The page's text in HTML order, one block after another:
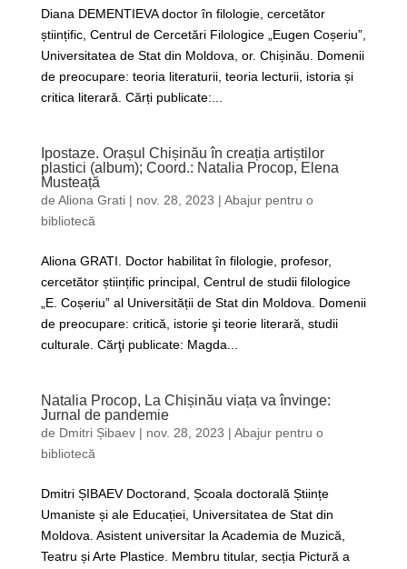
Diana DEMENTIEVA doctor în filologie, cercetător
științific, Centrul de Cercetări Filologice „Eugen Coșeriu”,
Universitatea de Stat din Moldova, or. Chișinău. Domenii
de preocupare: teoria literaturii, teoria lecturii, istoria și
critica literară. Cărți publicate:...
Ipostaze. Orașul Chișinău în creația artiștilor
plastici (album); Coord.: Natalia Procop, Elena
Musteață
de Aliona Grati| nov. 28, 2023 | Abajur pentru o
bibliotecă
Aliona GRATI. Doctor habilitat în filologie, profesor,
cercetător științific principal, Centrul de studii filologice
„E. Coșeriu” al Universității de Stat din Moldova. Domenii
de preocupare: critică, istorie şi teorie literară, studii
culturale. Cărţi publicate: Magda...
Natalia Procop, La Chișinău viața va învinge:
Jurnal de pandemie
de Dmitri Șibaev| nov. 28, 2023 | Abajur pentru o
bibliotecă
Dmitri ȘIBAEV Doctorand, Școala doctorală Științe
Umaniste și ale Educației, Universitatea de Stat din
Moldova. Asistent universitar la Academia de Muzică,
Teatru și Arte Plastice. Membru titular, secția Pictură a